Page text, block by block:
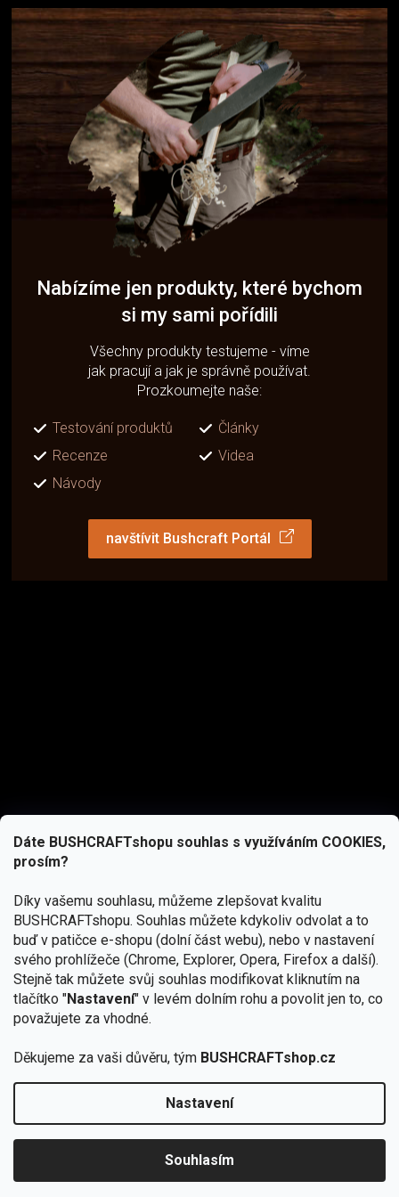
Dáte BUSHCRAFTshopu souhlas s využíváním COOKIES,
prosím?
Díky vašemu souhlasu, můžeme zlepšovat kvalitu
BUSHCRAFTshopu. Souhlas můžete kdykoliv odvolat a to
buď v patičce e-shopu (dolní část webu), nebo v nastavení
svého prohlížeče (Chrome, Explorer, Opera, Firefox a další).
Stejně tak můžete svůj souhlas modifikovat kliknutím na
tlačítko "Nastavení" v levém dolním rohu a povolit jen to, co
považujete za vhodné.
Děkujeme za vaši důvěru, tým BUSHCRAFTshop.cz
Nastavení
Souhlasím
zapojte se do slosování o kurz s
Nabízíme jen produkty, které bychom
si my sami pořídili
Všechny produkty testujeme - víme
jak pracují a jak je správně používat.
Prozkoumejte naše:
Testování produktů
Články
Recenze
Videa
Návody
navštívit Bushcraft Portál
podmínkami ochrany osobních údajů
Copyright 2026BUSHCRAFTshop.cz. Všechna práva
vyhrazena.Upravit nastavení cookies